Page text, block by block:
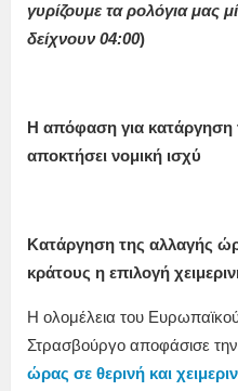
γυρίζουμε τα ρολόγια
δείχνουν 04:00)
Η απόφαση για κατάργηση
αποκτήσει νομική ισχύ
Κατάργηση της αλλαγής
κράτους η επιλογή
Η ολομέλεια του
Στρασβούργο αποφάσισε την
ώρας σε θερινή και